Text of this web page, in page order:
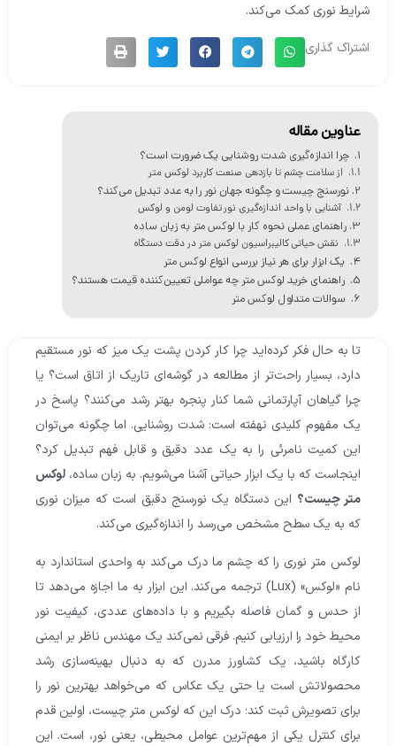
شرایط نوری کمک می‌کند.
اشتراک گذاری
عناوین مقاله
چرا اندازه‌گیری شدت روشنایی یک ضرورت است؟
از سلامت چشم تا بازدهی صنعت کاربرد لوکس متر
نورسنج چیست و چگونه جهان نور را به عدد تبدیل می‌کند؟
آشنایی با واحد اندازه‌گیری نور تفاوت لومن و لوکس
راهنمای عملی نحوه کار با لوکس متر به زبان ساده
نقش حیاتی کالیبراسیون لوکس متر در دقت دستگاه
یک ابزار برای هر نیاز بررسی انواع لوکس متر
راهنمای خرید لوکس متر چه عواملی تعیین‌کننده قیمت هستند؟
سوالات متداول لوکس متر
تا به حال فکر کرده‌اید چرا کار کردن پشت یک میز که نور مستقیم
دارد، بسیار راحت‌تر از مطالعه در گوشه‌ای تاریک از اتاق است؟ یا
چرا گیاهان آپارتمانی شما کنار پنجره بهتر رشد می‌کنند؟ پاسخ در
یک مفهوم کلیدی نهفته است: شدت روشنایی. اما چگونه می‌توان
این کمیت نامرئی را به یک عدد دقیق و قابل فهم تبدیل کرد؟
اینجاست که با یک ابزار حیاتی آشنا می‌شویم. به زبان ساده،لوکس
متر چیست؟این دستگاه یک نورسنج دقیق است که میزان نوری
که به یک سطح مشخص می‌رسد را اندازه‌گیری می‌کند.
لوکس متر نوری را که چشم ما درک می‌کند به واحدی استاندارد به
نام «لوکس» (Lux) ترجمه می‌کند. این ابزار به ما اجازه می‌دهد تا
از حدس و گمان فاصله بگیریم و با داده‌های عددی، کیفیت نور
محیط خود را ارزیابی کنیم. فرقی نمی‌کند یک مهندس ناظر بر ایمنی
کارگاه باشید، یک کشاورز مدرن که به دنبال بهینه‌سازی رشد
محصولاتش است یا حتی یک عکاس که می‌خواهد بهترین نور را
برای تصویرش ثبت کند؛ درک این که لوکس متر چیست، اولین قدم
برای کنترل یکی از مهم‌ترین عوامل محیطی، یعنی نور، است. این